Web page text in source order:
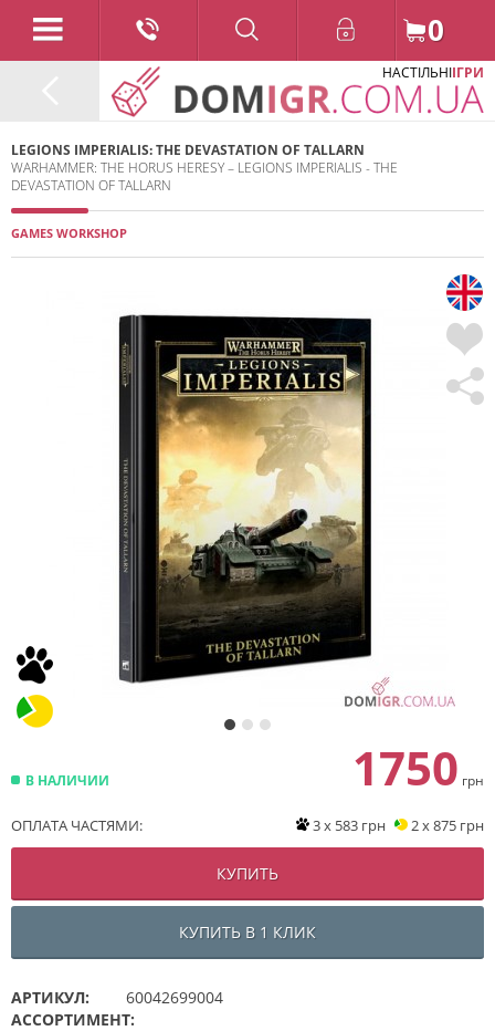
0
НАСТІЛЬНІІГРИ
LEGIONS IMPERIALIS: THE DEVASTATION OF TALLARN
WARHAMMER: THE HORUS HERESY – LEGIONS IMPERIALIS - THE
DEVASTATION OF TALLARN
GAMES WORKSHOP
В НАЛИЧИИ 1750 грн
ОПЛАТА ЧАСТЯМИ: 3 x 583 грн 2 x 875 грн
КУПИТЬ
КУПИТЬ В 1 КЛИК
АРТИКУЛ:
60042699004
АССОРТИМЕНТ: